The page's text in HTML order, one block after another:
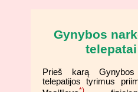
Gynybos
telepatai
Prieš karą Gynybos
telepatijos tyrimus